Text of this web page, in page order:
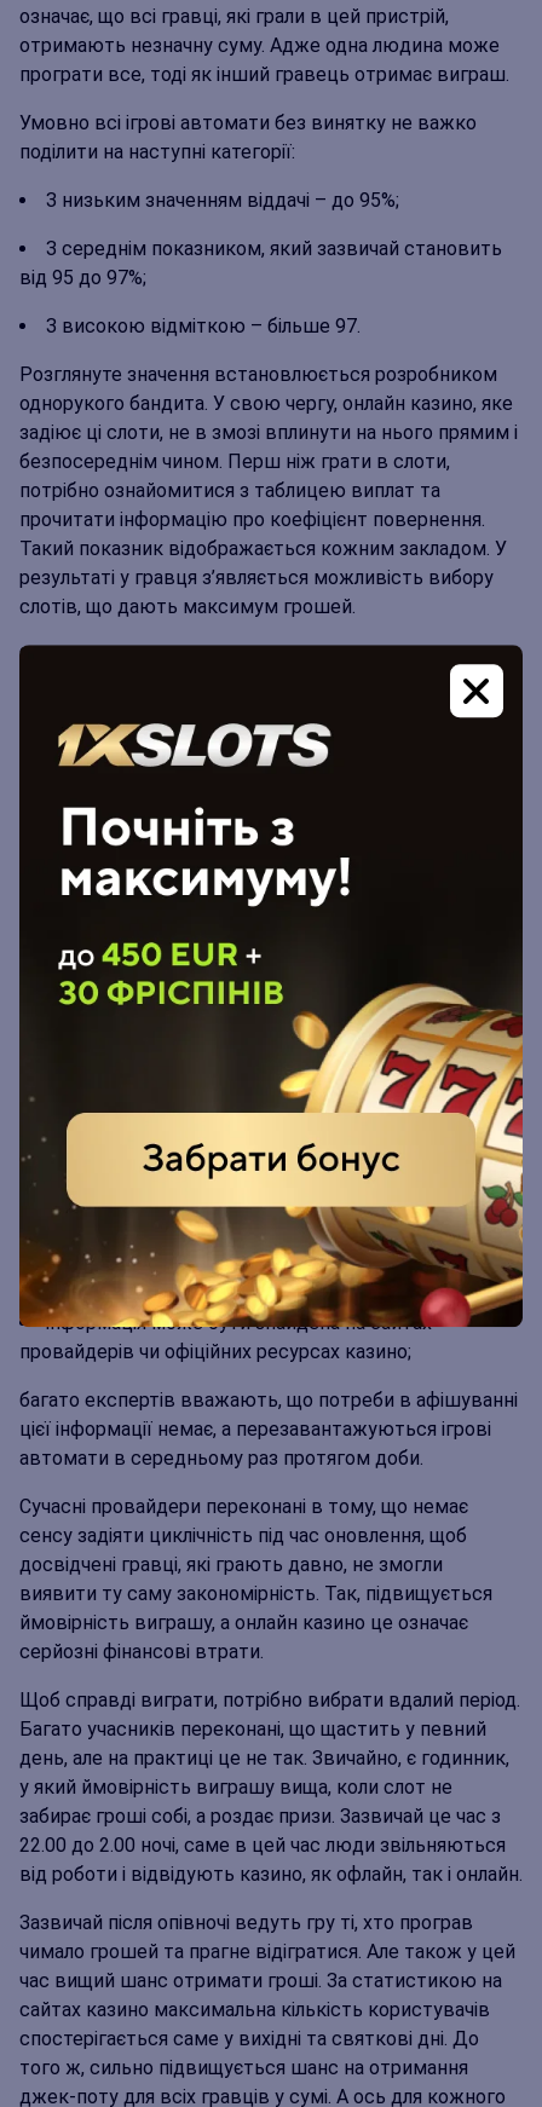
означає, що всі гравці, які грали в цей пристрій,
отримають незначну суму. Адже одна людина може
програти все, тоді як інший гравець отримає виграш.
Умовно всі ігрові автомати без винятку не важко
поділити на наступні категорії:
З низьким значенням віддачі – до 95%;
З середнім показником, який зазвичай становить
від 95 до 97%;
З високою відміткою – більше 97.
Розглянуте значення встановлюється розробником
однорукого бандита. У свою чергу, онлайн казино, яке
задіює ці слоти, не в змозі вплинути на нього прямим і
безпосереднім чином. Перш ніж грати в слоти,
потрібно ознайомитися з таблицею виплат та
прочитати інформацію про коефіцієнт повернення.
Такий показник відображається кожним закладом. У
результаті у гравця з’являється можливість вибору
слотів, що дають максимум грошей.
Як окремі напрями цього показника варто розглянути
такі моменти, як дисперсія та волатильність. Дані
значення характеризують частоту випадання виграшу.
Чим частіше і більше користувач отримує грошей,
тим нижча величина джек-поту. Отже, якщо ці
часто, але суми при цьому маленькі. Якщо постає
завдання отримання великого виграшу, варто
вибирати автомати з високим ступенем
Зрештою, другий показник, який обов’язково й
неодмінно варто враховувати – це час гри, говорячи
простими словами, її годинник. У разі слід визначити
конкретну закономірність у роботі автоматів.
Зокрема, зрозуміти, коли кошти накопичуються і коли
здійснюється їх видача. Отже, які висновки можна
зробити з цього питання:
якщо апарат має низьку волатильність, то
видаються малі суми ще на етапі накопичення коштів,
у казино навіть передбачено певний час, у який
відбувається обнулення всіх слотів;
інформація може бути знайдена на сайтах
провайдерів чи офіційних ресурсах казино;
багато експертів вважають, що потреби в афішуванні
цієї інформації немає, а перезавантажуються ігрові
автомати в середньому раз протягом доби.
Сучасні провайдери переконані в тому, що немає
сенсу задіяти циклічність під час оновлення, щоб
досвідчені гравці, які грають давно, не змогли
виявити ту саму закономірність. Так, підвищується
ймовірність виграшу, а онлайн казино це означає
серйозні фінансові втрати.
Щоб справді виграти, потрібно вибрати вдалий період.
Багато учасників переконані, що щастить у певний
день, але на практиці це не так. Звичайно, є годинник,
у який ймовірність виграшу вища, коли слот не
забирає гроші собі, а роздає призи. Зазвичай це час з
22.00 до 2.00 ночі, саме в цей час люди звільняються
від роботи і відвідують казино, як офлайн, так і онлайн.
Зазвичай після опівночі ведуть гру ті, хто програв
чимало грошей та прагне відігратися. Але також у цей
час вищий шанс отримати гроші. За статистикою на
сайтах казино максимальна кількість користувачів
спостерігається саме у вихідні та святкові дні. До
того ж, сильно підвищується шанс на отримання
джек-поту для всіх гравців у сумі. А ось для кожного